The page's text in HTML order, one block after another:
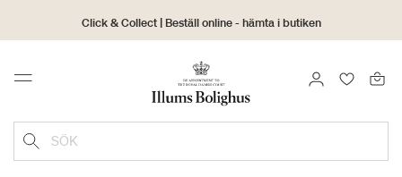
Click & Collect | Beställ online - hämta i butiken
30 dagars returrätt
Menu LOGGA IN
SÖK